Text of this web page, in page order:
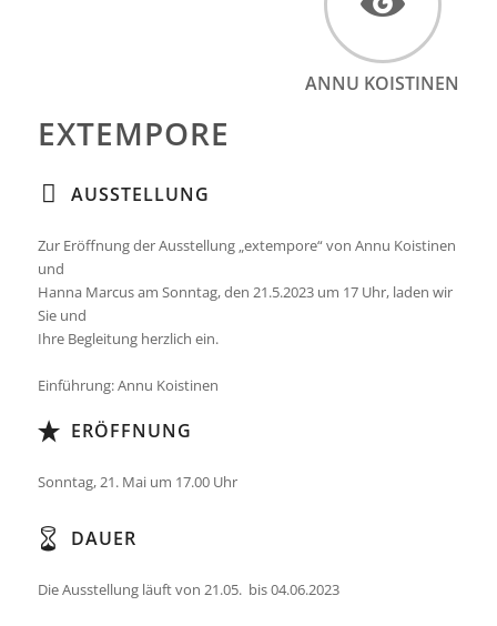
ANNU KOISTINEN
EXTEMPORE
AUSSTELLUNG
Zur Eröffnung der Ausstellung „extempore“von Annu Koistinen
und
Hanna Marcusam Sonntag, den 21.5.2023 um 17 Uhr, laden wir
Sie und
Ihre Begleitung herzlich ein.
Einführung: Annu Koistinen
ERÖFFNUNG
Sonntag, 21. Mai um 17.00 Uhr
DAUER
Die Ausstellung läuft von 21.05. bis 04.06.2023